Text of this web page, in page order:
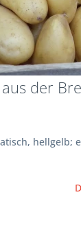
aus der
hellgelb;